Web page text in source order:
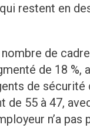
restent en
de
de 18 %,
de sécurité
de 55 à 47,
n’a pas